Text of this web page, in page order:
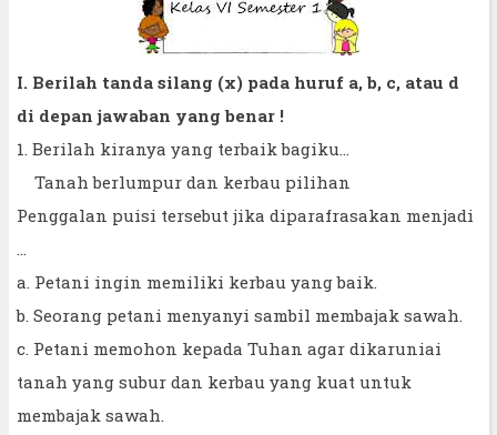
I. Berilah tanda silang (x) pada huruf a, b, c, atau d
di depan jawaban yang benar !
1. Berilah kiranya yang terbaik bagiku...
Tanah berlumpur dan kerbau pilihan
Penggalan puisi tersebut jika diparafrasakan menjadi
a. Petani ingin memiliki kerbau yang baik.
b. Seorang petani menyanyi sambil membajak sawah.
c. Petani memohon kepada Tuhan agar dikaruniai
tanah yang subur dan kerbau yang kuat untuk
membajak sawah.